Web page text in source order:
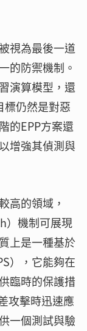
視為最後一道
的防禦機制。
演算模型，還
標仍然是對惡
的EPP方案還
增強其偵測與
高的領域，
）機制可展現
上是一種基於
），它能夠在
臨時的保護措
攻擊時迅速應
一個測試與驗